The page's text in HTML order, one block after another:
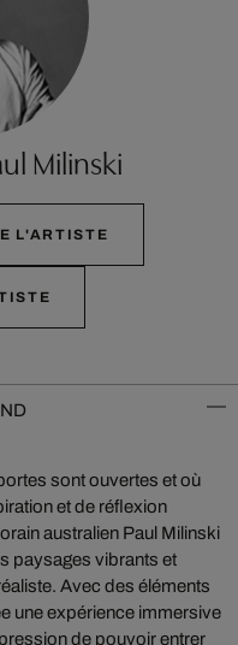
Milinski
L'ARTISTE
sont ouvertes et où
et de réflexion
australien Paul Milinski
paysages vibrants et
Avec des éléments
une expérience immersive
de pouvoir entrer